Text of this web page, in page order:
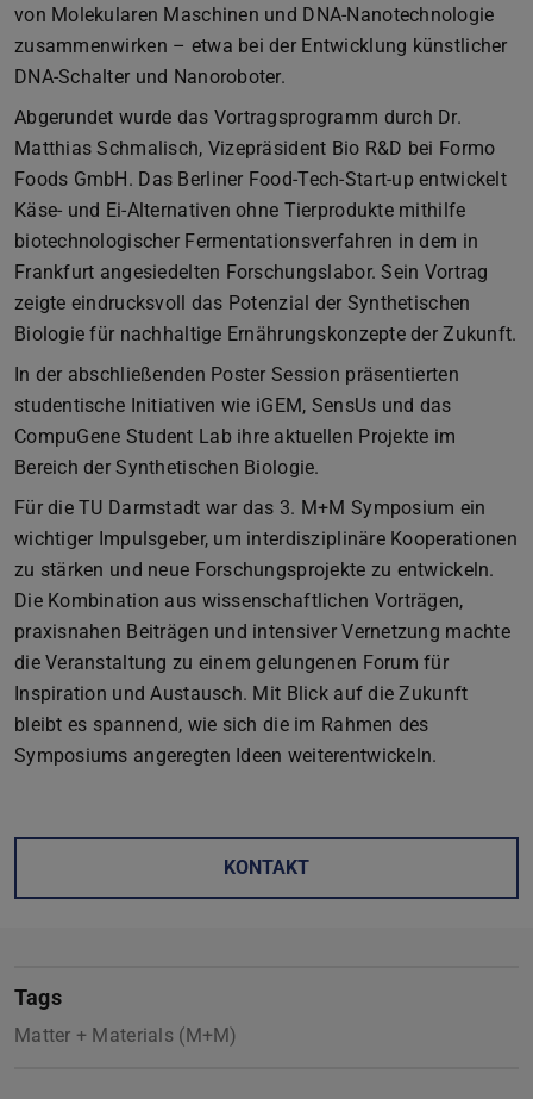
von Molekularen Maschinen und DNA-Nanotechnologie
zusammenwirken – etwa bei der Entwicklung künstlicher
DNA-Schalter und Nanoroboter.
Abgerundet wurde das Vortragsprogramm durch Dr.
Matthias Schmalisch, Vizepräsident Bio R&D bei Formo
Foods GmbH. Das Berliner Food-Tech-Start-up entwickelt
Käse- und Ei-Alternativen ohne Tierprodukte mithilfe
biotechnologischer Fermentationsverfahren in dem in
Frankfurt angesiedelten Forschungslabor. Sein Vortrag
zeigte eindrucksvoll das Potenzial der Synthetischen
Biologie für nachhaltige Ernährungskonzepte der Zukunft.
In der abschließenden Poster Session präsentierten
studentische Initiativen wie iGEM, SensUs und das
CompuGene Student Lab ihre aktuellen Projekte im
Bereich der Synthetischen Biologie.
Für die TU Darmstadt war das 3. M+M Symposium ein
wichtiger Impulsgeber, um interdisziplinäre Kooperationen
zu stärken und neue Forschungsprojekte zu entwickeln.
Die Kombination aus wissenschaftlichen Vorträgen,
praxisnahen Beiträgen und intensiver Vernetzung machte
die Veranstaltung zu einem gelungenen Forum für
Inspiration und Austausch. Mit Blick auf die Zukunft
bleibt es spannend, wie sich die im Rahmen des
Symposiums angeregten Ideen weiterentwickeln.
KONTAKT
Tags
Matter + Materials (M+M)